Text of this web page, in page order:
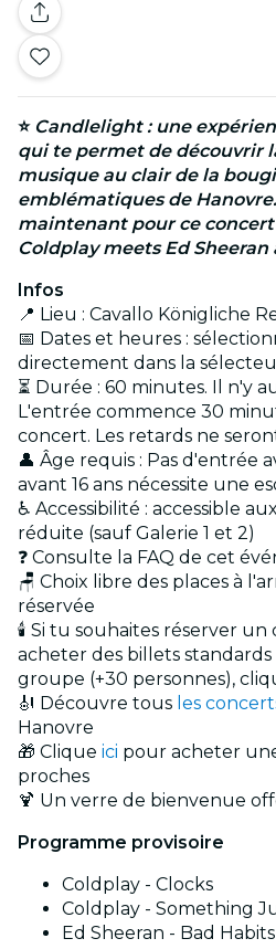
⭐ Candlelight : une
qui te permet de découvrir
musique au clair de la
emblématiques de
maintenant pour ce
Coldplay meets Ed
Infos
📍 Lieu : Cavallo Königliche
📅 Dates et heures :
directement dans la
⏳ Durée : 60 minutes. Il n'y
L'entrée commence 30
concert. Les retards ne
👤 Âge requis : Pas d'entrée
avant 16 ans nécessite une
♿ Accessibilité : accessible
réduite (sauf Galerie 1 et 2)
❓ Consulte la FAQ de cet
🪑 Choix libre des places à
réservée
🕯️ Si tu souhaites réserver
acheter des billets
groupe (+30 personnes),
🎻 Découvre tous les
Hanovre
🎁 Clique ici pour acheter
proches
🍹 Un verre de bienvenue
Programme provisoire
Coldplay - Clocks
Coldplay - Something
Ed Sheeran - Bad Habits